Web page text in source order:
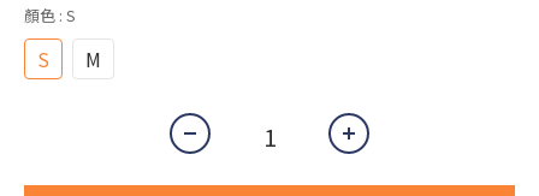
顏色 : S
S M